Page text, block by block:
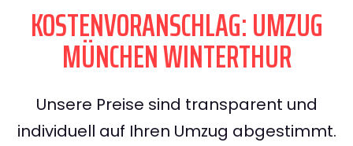
KOSTENVORANSCHLAG: UMZUG
MÜNCHEN WINTERTHUR
Unsere Preise sind transparent und
individuell auf Ihren Umzug abgestimmt.